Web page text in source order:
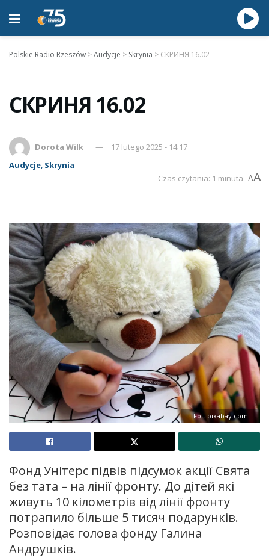
Polskie Radio Rzeszów >Audycje > Skrynia > СКРИНЯ 16.02
СКРИНЯ 16.02
Dorota Wilk
17 lutego 2025 - 14:17
Audycje, Skrynia
Czas czytania: 1 minuta AA
Fot. pixabay.com
Фонд Унітерс підвів підсумок акції Свята
без тата – на лінії фронту. До дітей які
живуть 10 кілометрів від лінії фронту
потрапило більше 5 тисяч подарунків.
Розповідає голова фонду Галина
Андрушків.